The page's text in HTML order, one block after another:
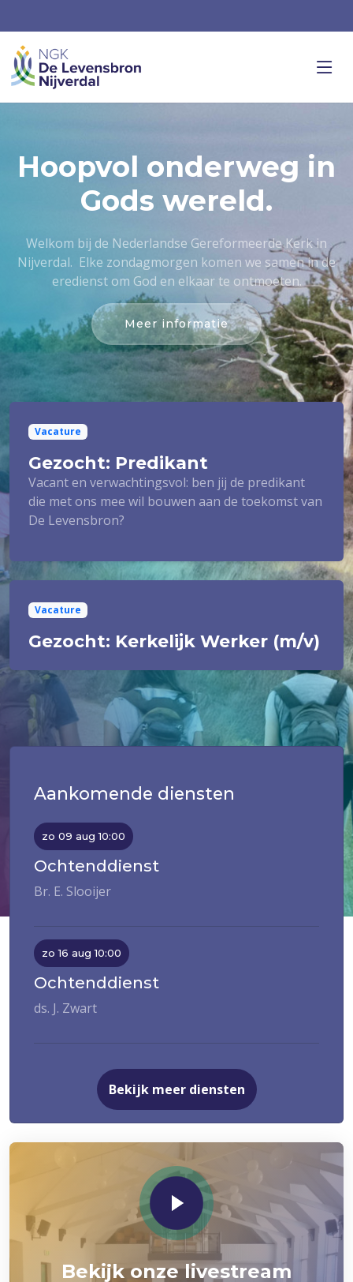
Hoopvol onderweg in
Gods wereld.
Welkom bij de Nederlandse Gereformeerde Kerk in
Nijverdal. Elke zondagmorgen komen we samen in de
eredienst om God en elkaar te ontmoeten.
Meer informatie
Vacature
Gezocht: Predikant
Vacant en verwachtingsvol: ben jij de predikant
die met ons mee wil bouwen aan de toekomst van
De Levensbron?
Vacature
Gezocht: Kerkelijk Werker (m/v)
Aankomende diensten
zo 09 aug 10:00
Ochtenddienst
Br. E. Slooijer
zo 16 aug 10:00
Ochtenddienst
ds. J. Zwart
Bekijk meer diensten
Bekijk onze livestream